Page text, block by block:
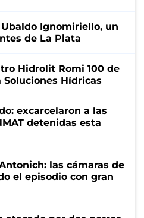
Ignomiriello, un
de La Plata
Hidrolit Romi 100 de
Hídricas
excarcelaron a las
detenidas esta
las cámaras de
el episodio con gran